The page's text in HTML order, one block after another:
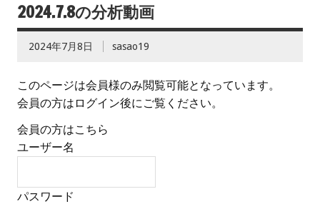
2024.7.8の分析動画
2024年7月8日 sasao19
このページは会員様のみ閲覧可能となっています。
会員の方はログイン後にご覧ください。
会員の方はこちら
ユーザー名
パスワード